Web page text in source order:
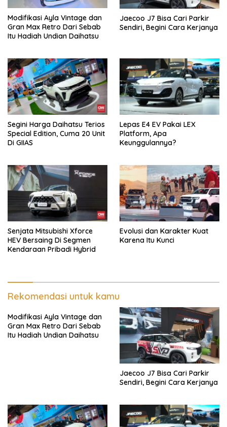
Modifikasi Ayla Vintage dan
Gran Max Retro Dari Sebab
Itu Hadiah Undian Daihatsu
Jaecoo J7 Bisa Cari Parkir
Sendiri, Begini Cara Kerjanya
Segini Harga Daihatsu Terios
Special Edition, Cuma 20 Unit
Di GIIAS
Lepas E4 EV Pakai LEX
Platform, Apa
Keunggulannya?
Senjata Mitsubishi Xforce
HEV Bersaing Di Segmen
Kendaraan Pribadi Hybrid
Evolusi dan Karakter Kuat
Karena Itu Kunci
Rekomendasi untuk kamu
Modifikasi Ayla Vintage dan
Gran Max Retro Dari Sebab
Itu Hadiah Undian Daihatsu
Jaecoo J7 Bisa Cari Parkir
Sendiri, Begini Cara Kerjanya